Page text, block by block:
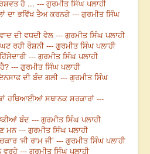
ਹੈ ... --- ਗੁਰਮੀਤ ਸਿੰਘ ਪਲਾਹੀ
ਦਾ ਭਵਿੱਖ ਤੈਅ ਕਰਨਗੇ --- ਗੁਰਮੀਤ ਸਿੰਘ
ਦੀ ਵਧਦੀ ਵੇਲ --- ਗੁਰਮੀਤ ਸਿੰਘ ਪਲਾਹੀ
ਰਹੀ ਰੌਸ਼ਨੀ --- ਗੁਰਮੀਤ ਸਿੰਘ ਪਲਾਹੀ
--- ਗੁਰਮੀਤ ਸਿੰਘ ਪਲਾਹੀ
--- ਗੁਰਮੀਤ ਸਿੰਘ ਪਲਾਹੀ
ਦੀ ਬੰਦ ਗਲੀ --- ਗੁਰਮੀਤ ਸਿੰਘ
ਹਥਿਆਈਆਂ ਸਥਾਨਕ ਸਰਕਾਰਾਂ ---
ਬੰਦ --- ਗੁਰਮੀਤ ਸਿੰਘ ਪਲਾਹੀ
ਮਨ --- ਗੁਰਮੀਤ ਸਿੰਘ ਪਲਾਹੀ
‘ਜੀ ਰਾਮ ਜੀ’ --- ਗੁਰਮੀਤ ਸਿੰਘ ਪਲਾਹੀ
ਵਰ੍ਹੇ --- ਗੁਰਮੀਤ ਸਿੰਘ ਪਲਾਹੀ